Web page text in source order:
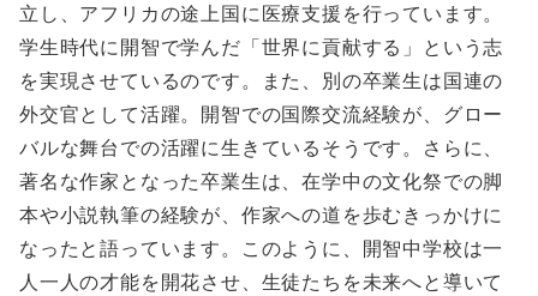
立し、アフリカの途上国に医療支援を行っています。
学生時代に開智で学んだ「世界に貢献する」という志
を実現させているのです。また、別の卒業生は国連の
外交官として活躍。開智での国際交流経験が、グロー
バルな舞台での活躍に生きているそうです。さらに、
著名な作家となった卒業生は、在学中の文化祭での脚
本や小説執筆の経験が、作家への道を歩むきっかけに
なったと語っています。このように、開智中学校は一
人一人の才能を開花させ、生徒たちを未来へと導いて